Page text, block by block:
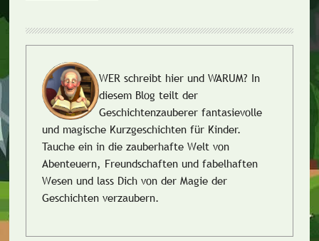
WER schreibt hier und WARUM? In
diesem Blog teilt der
Geschichtenzauberer fantasievolle
und magische Kurzgeschichten für Kinder.
Tauche ein in die zauberhafte Welt von
Abenteuern, Freundschaften und fabelhaften
Wesen und lass Dich von der Magie der
Geschichten verzaubern.